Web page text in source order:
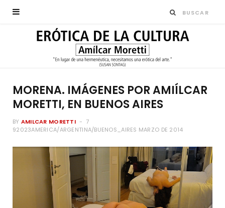
MORENA. IMÁGENES POR AMIÍLCAR
MORETTI, EN BUENOS AIRES
BY AMILCAR MORETTI
7
92023AMERICA/ARGENTINA/BUENOS_AIRES MARZO DE 2014